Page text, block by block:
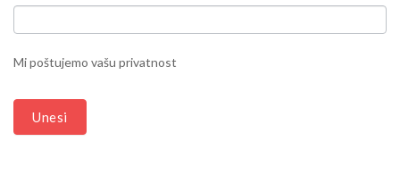
Mi poštujemo vašu privatnost
Unesi
HUMAN,
FIELD